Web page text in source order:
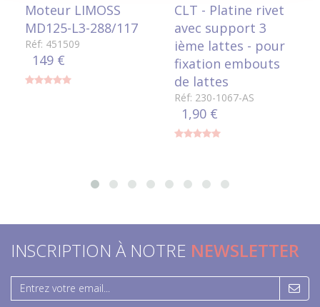
Moteur LIMOSS
MD125-L3-288/117
Réf: 451509
149 €
CLT - Platine rivet
avec support 3
ième lattes - pour
fixation embouts
de lattes
Réf: 230-1067-AS
1,90 €
INSCRIPTION À NOTRE NEWSLETTER